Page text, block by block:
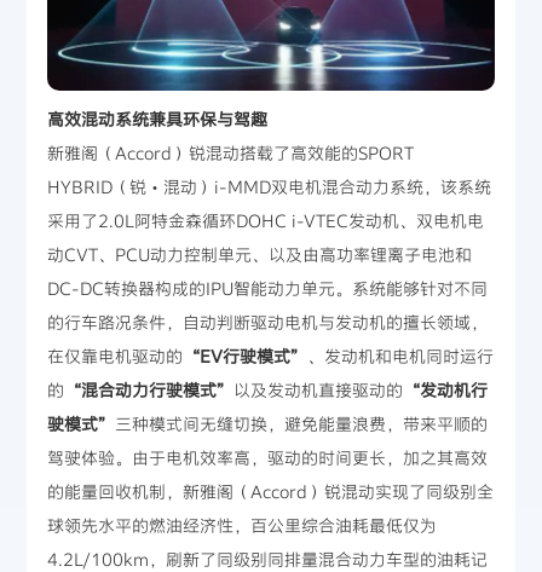
高效混动系统兼具环保与驾趣
新雅阁（Accord）锐混动搭载了高效能的SPORT
HYBRID（锐・混动）i-MMD双电机混合动力系统，该系统
采用了2.0L阿特金森循环DOHC i-VTEC发动机、双电机电
动CVT、PCU动力控制单元、以及由高功率锂离子电池和
DC-DC转换器构成的IPU智能动力单元。系统能够针对不同
的行车路况条件，自动判断驱动电机与发动机的擅长领域，
在仅靠电机驱动的 “EV行驶模式” 、发动机和电机同时运行
的 “混合动力行驶模式” 以及发动机直接驱动的 “发动机行
驶模式” 三种模式间无缝切换，避免能量浪费，带来平顺的
驾驶体验。由于电机效率高，驱动的时间更长，加之其高效
的能量回收机制，新雅阁（Accord）锐混动实现了同级别全
球领先水平的燃油经济性，百公里综合油耗最低仅为
4.2L/100km，刷新了同级别同排量混合动力车型的油耗记